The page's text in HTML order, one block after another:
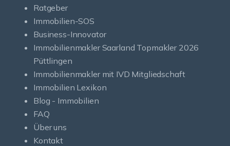
Ratgeber
Immobilien-SOS
Business-Innovator
Immobilienmakler Saarland Topmakler 2026
Püttlingen
Immobilienmakler mit IVD Mitgliedschaft
Immobilien Lexikon
Blog - Immobilien
FAQ
Über uns
Kontakt